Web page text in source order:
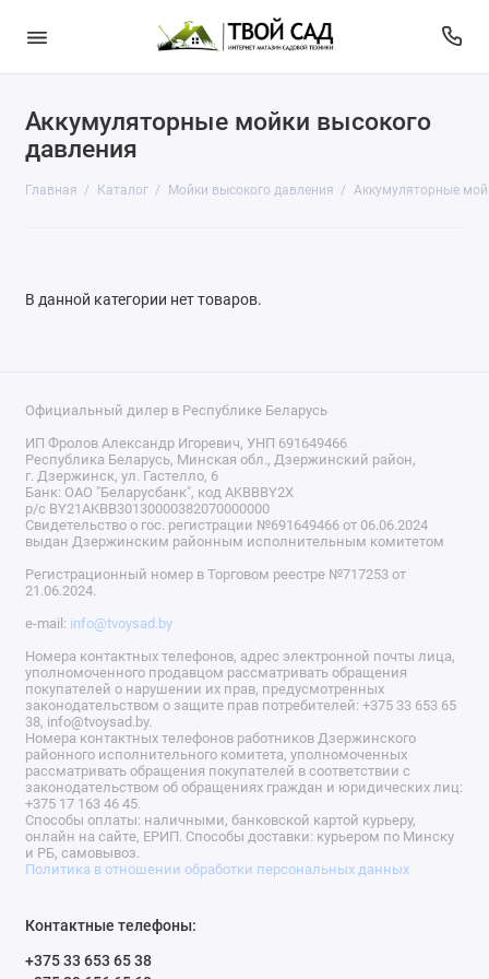
Аккумуляторные мойки высокого
давления
Главная Каталог Мойки высокого давления Аккумуляторные
В данной категории нет товаров.
Официальный дилер в Республике Беларусь
ИП Фролов Александр Игоревич, УНП 691649466
Республика Беларусь, Минская обл., Дзержинский район,
г. Дзержинск, ул. Гастелло, 6
Банк: ОАО "Беларусбанк", код AKBBBY2X
р/с BY21AKBB30130000382070000000
Свидетельство о гос. регистрации №691649466 от 06.06.2024
выдан Дзержинским районным исполнительным комитетом
Регистрационный номер в Торговом реестре №717253 от
21.06.2024.
e-mail: info@tvoysad.by
Номера контактных телефонов, адрес электронной почты лица,
уполномоченного продавцом рассматривать обращения
покупателей о нарушении их прав, предусмотренных
законодательством о защите прав потребителей: +375 33 653 65
38, info@tvoysad.by.
Номера контактных телефонов работников Дзержинского
районного исполнительного комитета, уполномоченных
рассматривать обращения покупателей в соответствии с
законодательством об обращениях граждан и юридических лиц:
+375 17 163 46 45.
Способы оплаты: наличными, банковской картой курьеру,
онлайн на сайте, ЕРИП. Способы доставки: курьером по Минску
и РБ, самовывоз.
Политика в отношении обработки персональных данных
Контактные телефоны:
+375 33 653 65 38